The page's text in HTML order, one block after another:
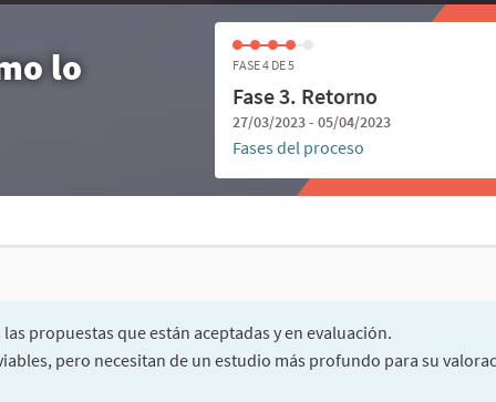
lo
FASE 4 DE 5
Fase 3. Retorno
27/03/2023 - 05/04/2023
Fases del proceso
propuestas que están aceptadas y en evaluación.
pero necesitan de un estudio más profundo para su